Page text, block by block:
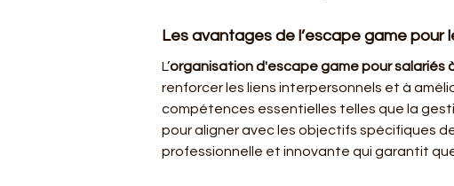
Les avantages de l’escape game pour
L’organisation d'escape game pour salariés
renforcer les liens interpersonnels et à
compétences essentielles telles que la
pour aligner avec les objectifs spécifiques
professionnelle et innovante qui garantit